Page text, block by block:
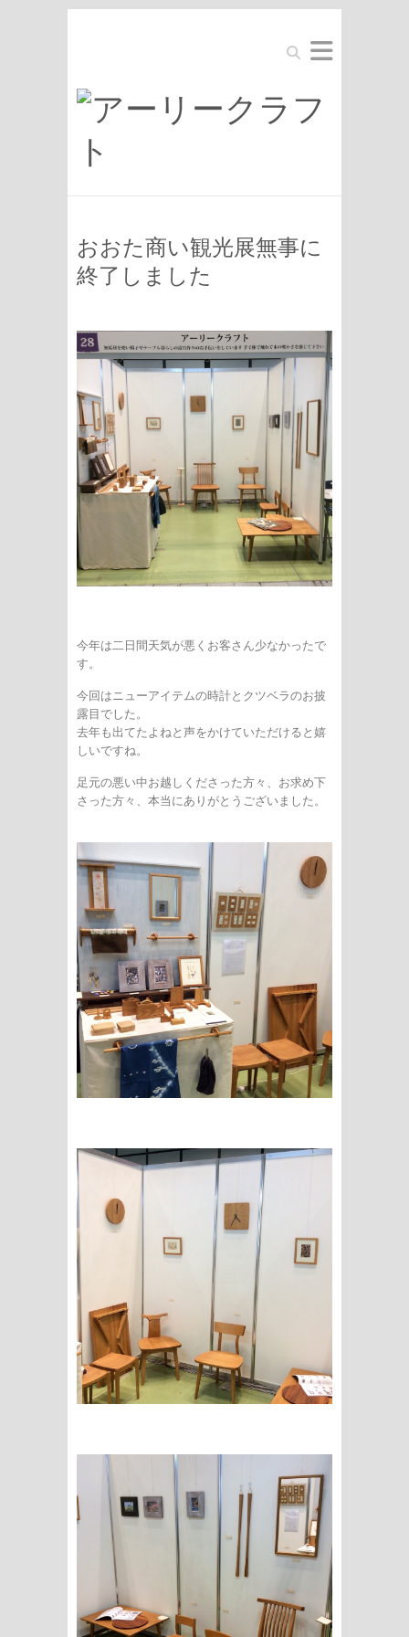
Search
おおた商い観光展無事に
終了しました
今年は二日間天気が悪くお客さん少なかったで
す。
今回はニューアイテムの時計とクツベラのお披
露目でした。
去年も出てたよねと声をかけていただけると嬉
しいですね。
足元の悪い中お越しくださった方々、お求め下
さった方々、本当にありがとうございました。